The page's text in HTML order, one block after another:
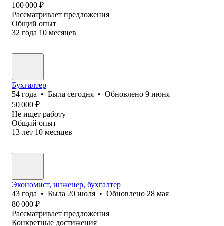
100 000 ₽
Рассматривает предложения
Общий опыт
32 года 10 месяцев
Бухгалтер
54 года • Была сегодня • Обновлено 9 июня
50 000 ₽
Не ищет работу
Общий опыт
13 лет 10 месяцев
Экономист, инженер, бухгалтер
43 года • Была 20 июля • Обновлено 28 мая
80 000 ₽
Рассматривает предложения
Конкретные достижения